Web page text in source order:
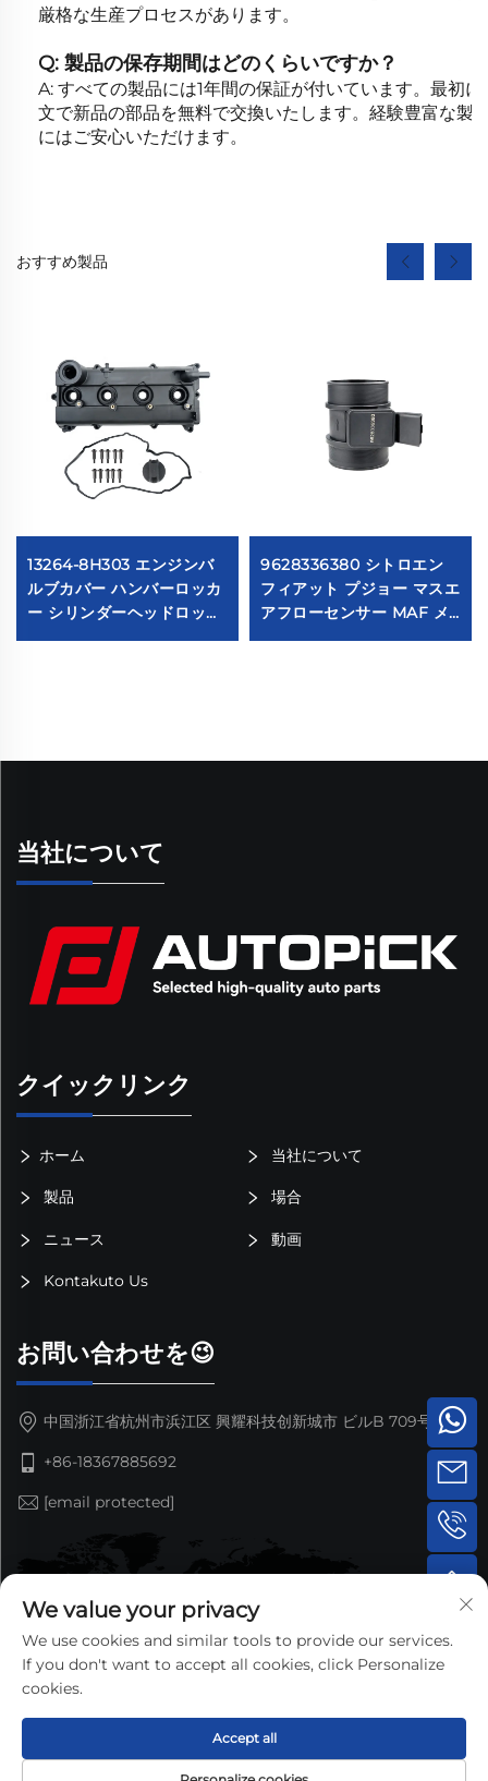
厳格な生産プロセスがあります。
Q: 製品の保存期間はどのくらいですか？
A: すべての製品には1年間の保証が付いています。最初
文で新品の部品を無料で交換いたします。経験豊富な製
にはご安心いただけます。
おすすめ製品
13264-8H303 エンジンバ
ルブカバー ハンバーロッカ
ー シリンダーヘッドロッカ
ー チャンバー ニッサンX-
9628336380 シトロエン
フィアット プジョー マスエ
アフローセンサー MAF メ
ーター 22682 MF005
当社について
クイックリンク
ホーム 当社について
製品 場合
ニュース 動画
Kontakuto Us
お問い合わせを😉
中国浙江省杭州市浜江区 興耀科技创新城市 ビルB 709号室
+86-18367885692
[email protected]
© 2025 Hangzhou Nansen Auto Parts Co.,Ltd. 著作権所有 —
We value your privacy
We use cookies and similar tools to provide our services.
If you don't want to accept all cookies, click Personalize
cookies.
Accept all